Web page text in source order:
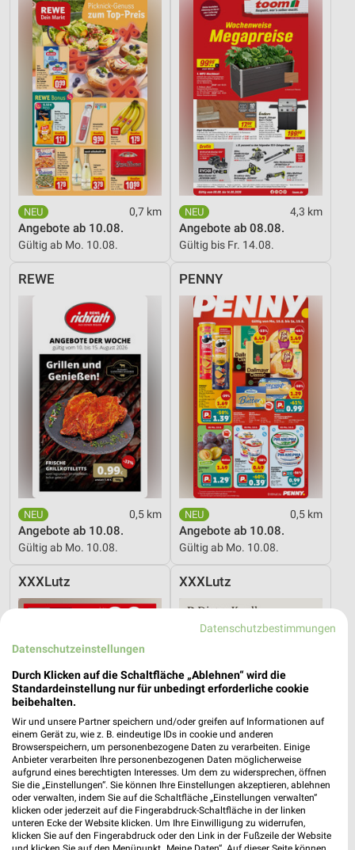
0,7 km
Angebote ab 10.08.
Gültig ab Mo. 10.08.
4,3 km
Angebote ab 08.08.
Gültig bis Fr. 14.08.
REWE
0,5 km
Angebote ab 10.08.
Gültig ab Mo. 10.08.
PENNY
0,5 km
Angebote ab 10.08.
Gültig ab Mo. 10.08.
XXXLutz
27,5 km
Wohnen Spezial
XXXLutz
27,5 km
Dieter Knoll
Datenschutzbestimmungen
Datenschutzeinstellungen
Durch Klicken auf die Schaltfläche „Ablehnen“ wird die
Standardeinstellung nur für unbedingt erforderliche cookie
beibehalten.
Wir und unsere Partner speichern und/oder greifen auf Informationen auf
einem Gerät zu, wie z. B. eindeutige IDs in cookie und anderen
Browserspeichern, um personenbezogene Daten zu verarbeiten. Einige
Anbieter verarbeiten Ihre personenbezogenen Daten möglicherweise
aufgrund eines berechtigten Interesses. Um dem zu widersprechen, öffnen
Sie die „Einstellungen“. Sie können Ihre Einstellungen akzeptieren, ablehnen
oder verwalten, indem Sie auf die Schaltfläche „Einstellungen verwalten“
klicken oder jederzeit auf die Fingerabdruck-Schaltfläche in der linken
unteren Ecke der Website klicken. Um Ihre Einwilligung zu widerrufen,
klicken Sie auf den Fingerabdruck oder den Link in der Fußzeile der Website